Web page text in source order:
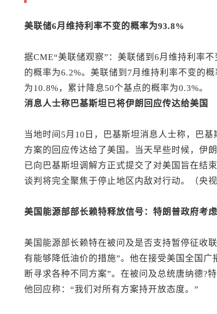
美联储6月维持利率不变的概率为93.8%
据CME“美联储观察”：美联储到6月维持利率
的概率为6.2%。美联储到7月维持利率不变的
为10.8%，累计降息50个基点的概率为0.3%。
消息人士称巴基斯坦已将伊朗回应传达给美国
当地时间5月10日，巴基斯坦消息人士称，巴
方案的回应传达给了美国。当天早些时候，伊
已向巴基斯坦调解方正式提交了对美国旨在结
谈判将完全聚焦于停止地区内敌对行动。（央
美国能源部部长赖特释放信号：特朗普政府考
美国能源部长赖特在被问及是否支持暂停征收
有能够降低油价的措施”。他在接受美国全国
断寻求各种不同方案”。在被问及总统唐纳德?
他回应称：“我们对所有方案持开放态度。”